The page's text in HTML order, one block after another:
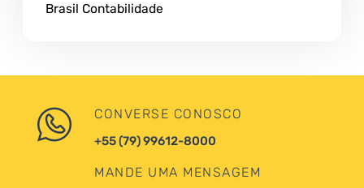
Brasil Contabilidade
CONVERSE CONOSCO
+55 (79) 99612-8000
MANDE UMA MENSAGEM